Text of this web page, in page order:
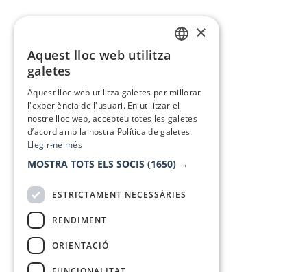
×
Aquest lloc web utilitza
galetes
Aquest lloc web utilitza galetes per millorar
l'experiència de l'usuari. En utilitzar el
nostre lloc web, accepteu totes les galetes
d’acord amb la nostra Política de galetes.
Llegir-ne més
MOSTRA TOTS ELS SOCIS (1650) →
ESTRICTAMENT NECESSÀRIES
RENDIMENT
ORIENTACIÓ